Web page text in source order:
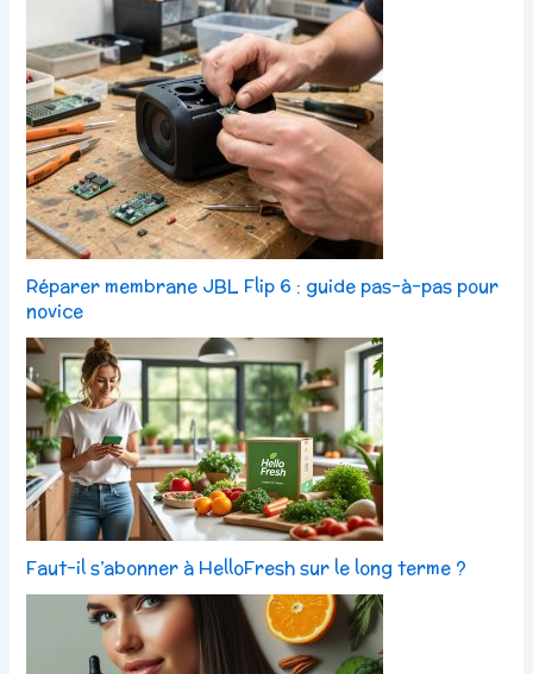
Réparer membrane JBL Flip 6 : guide pas-à-pas pour
novice
Faut-il s’abonner à HelloFresh sur le long terme ?